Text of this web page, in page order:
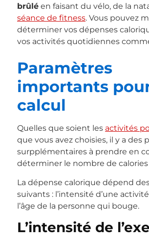
brûlé en faisant du vélo, de la
séance de fitness. Vous pouvez
déterminer vos dépenses
vos activités quotidiennes
Paramètres
importants
calcul
Quelles que soient les activités
que vous avez choisies, il y a des
surpplémentaires à prendre en
déterminer le nombre de calories
La dépense calorique dépend
suivants : l’intensité d’une
l’âge de la personne qui bouge.
L’intensité de